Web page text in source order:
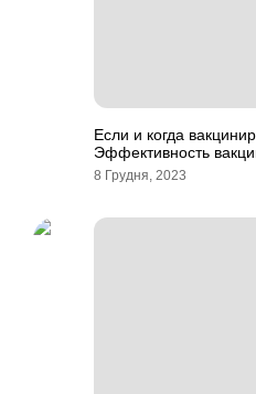
Если и когда
Эффективность
8 Грудня, 2023